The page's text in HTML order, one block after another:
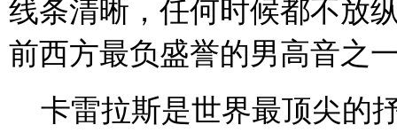
线条清晰，任何时候都不放
前西方最负盛誉的男高音之
卡雷拉斯是世界最顶尖的